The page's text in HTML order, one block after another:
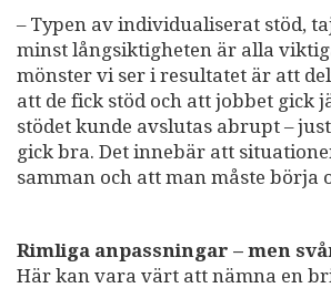
– Typen av individualiserat stöd,
minst långsiktigheten är alla
mönster vi ser i resultatet är att
att de fick stöd och att jobbet gick
stödet kunde avslutas abrupt –
gick bra. Det innebär att
samman och att man måste börja
Rimliga anpassningar – men
Här kan vara värt att nämna en